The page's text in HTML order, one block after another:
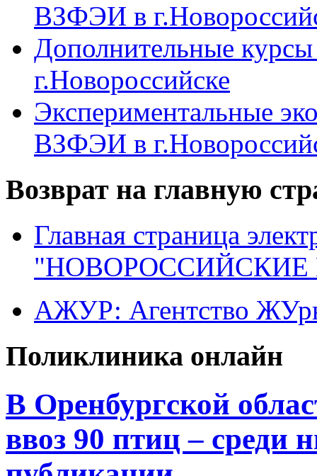
ВЗФЭИ в
Дополнительные
г.Новороссийске
Экспериментальные
ВЗФЭИ в
Возврат на главную
Главная страница
"НОВОРОССИЙСКИЕ
АЖУР: Агентство
Поликлиника онлайн
В Оренбургской
ввоз 90 птиц – среди